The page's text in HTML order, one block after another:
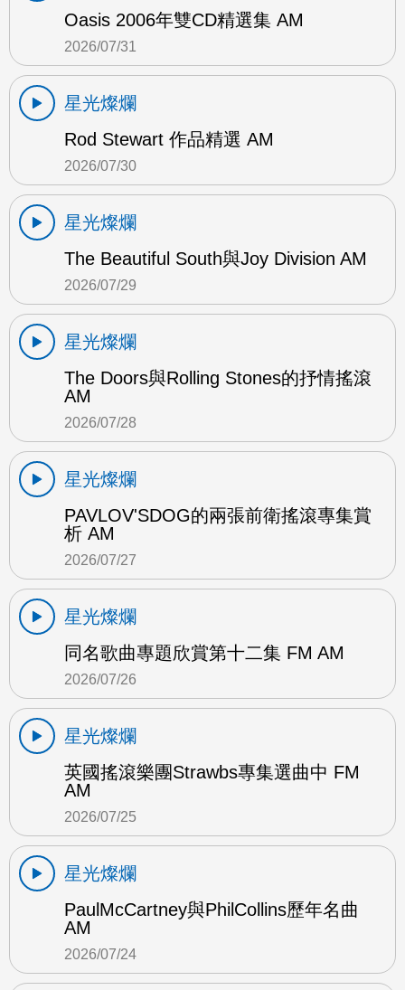
Oasis 2006年雙CD精選集 AM
2026/07/31
星光燦爛
Rod Stewart 作品精選 AM
2026/07/30
星光燦爛
The Beautiful South與Joy Division AM
2026/07/29
星光燦爛
The Doors與Rolling Stones的抒情搖滾
AM
2026/07/28
星光燦爛
PAVLOV'SDOG的兩張前衛搖滾專集賞
析 AM
2026/07/27
星光燦爛
同名歌曲專題欣賞第十二集 FM AM
2026/07/26
星光燦爛
英國搖滾樂團Strawbs專集選曲中 FM
AM
2026/07/25
星光燦爛
PaulMcCartney與PhilCollins歷年名曲
AM
2026/07/24